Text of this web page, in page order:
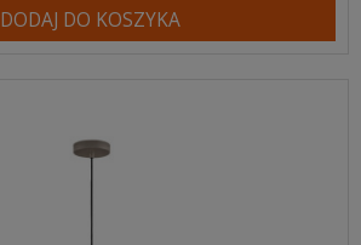
DODAJ DO KOSZYKA